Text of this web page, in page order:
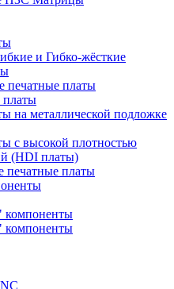
и Гибко-жёсткие
печатные платы
на металлической подложке
с высокой плотностью
(HDI платы)
печатные платы
компоненты
компоненты